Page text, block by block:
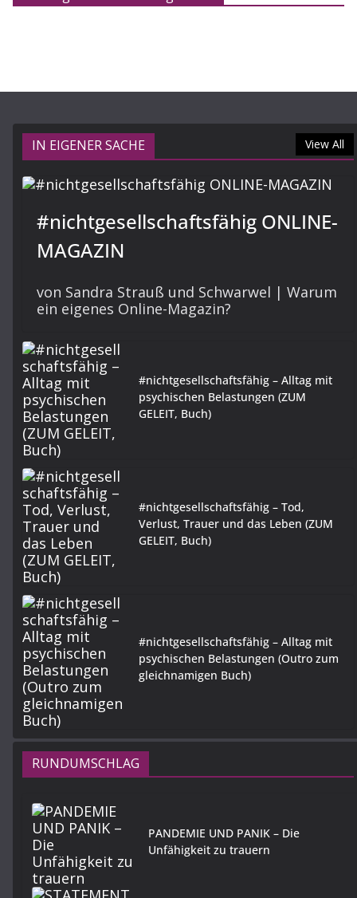
IN EIGENER SACHE View All
#nichtgesellschaftsfähig ONLINE-
MAGAZIN
von Sandra Strauß und Schwarwel | Warum
ein eigenes Online-Magazin?
#nichtgesellschaftsfähig – Alltag mit
psychischen Belastungen (ZUM
GELEIT, Buch)
#nichtgesellschaftsfähig – Tod,
Verlust, Trauer und das Leben (ZUM
GELEIT, Buch)
#nichtgesellschaftsfähig – Alltag mit
psychischen Belastungen (Outro zum
gleichnamigen Buch)
RUNDUMSCHLAG
PANDEMIE UND PANIK – Die
Unfähigkeit zu trauern